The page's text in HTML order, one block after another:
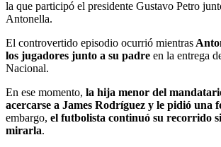
la que participó el presidente Gustavo Petro
Antonella.
El controvertido episodio ocurrió mientras
los jugadores junto a su padre en la entrega
Nacional.
En ese momento, la hija menor del
acercarse a James Rodríguez y le pidió una
embargo, el futbolista continuó su recorrido
mirarla.